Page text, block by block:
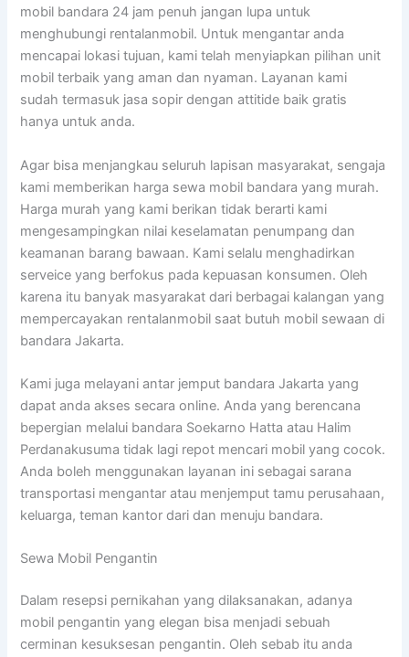
mobil bandara 24 jam penuh jangan lupa untuk
menghubungi rentalanmobil. Untuk mengantar anda
mencapai lokasi tujuan, kami telah menyiapkan pilihan unit
mobil terbaik yang aman dan nyaman. Layanan kami
sudah termasuk jasa sopir dengan attitide baik gratis
hanya untuk anda.
Agar bisa menjangkau seluruh lapisan masyarakat, sengaja
kami memberikan harga sewa mobil bandara yang murah.
Harga murah yang kami berikan tidak berarti kami
mengesampingkan nilai keselamatan penumpang dan
keamanan barang bawaan. Kami selalu menghadirkan
serveice yang berfokus pada kepuasan konsumen. Oleh
karena itu banyak masyarakat dari berbagai kalangan yang
mempercayakan rentalanmobil saat butuh mobil sewaan di
bandara Jakarta.
Kami juga melayani antar jemput bandara Jakarta yang
dapat anda akses secara online. Anda yang berencana
bepergian melalui bandara Soekarno Hatta atau Halim
Perdanakusuma tidak lagi repot mencari mobil yang cocok.
Anda boleh menggunakan layanan ini sebagai sarana
transportasi mengantar atau menjemput tamu perusahaan,
keluarga, teman kantor dari dan menuju bandara.
Sewa Mobil Pengantin
Dalam resepsi pernikahan yang dilaksanakan, adanya
mobil pengantin yang elegan bisa menjadi sebuah
cerminan kesuksesan pengantin. Oleh sebab itu anda